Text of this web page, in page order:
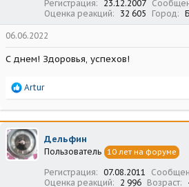
Регистрация 23.12.2007
Оценка реакций
32 605 Город
06.06.2022
С днем! Здоровья, успехов!
Р
а
к
ц
и
и
Artur
Дельфин
Пользователь 10 лет на форуме
Регистрация 07.08.2011
Оценка реакций
2 996 Возраст